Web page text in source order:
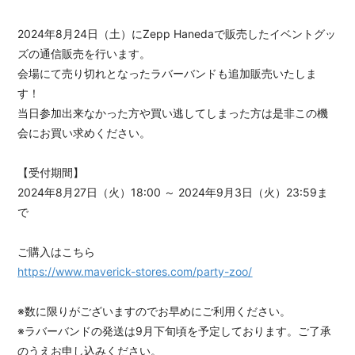
会員登録 ログイン
2024年8月24日（土）にZepp Hanedaで販売したイベントグッ
ズの通信販売を行います。
会場にて売り切れとなったラバーバンドも追加販売いたしま
す！
当日参加出来なかった方や買い逃してしまった方は是非この機
会にお買い求めください。
【受付期間】
2024年8月27日（火）18:00 ～ 2024年9月3日（火）23:59ま
で
ご購入はこちら
https://www.maverick-stores.com/party-zoo/
※数に限りがございますのでお早めにご利用ください。
※ラバーバンドの発送は9月下旬頃を予定しております。ご了承
のうえお申し込みください。